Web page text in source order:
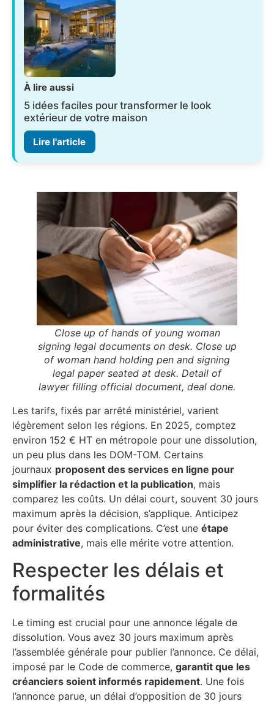
À lire aussi
5 idées faciles pour transformer le look
extérieur de votre maison
Lire l'article
Close up of hands of young woman
signing legal documents on desk. Close up
of woman hand holding pen and signing
legal paper seated at desk. Detail of
lawyer filling official document, deal done.
Les tarifs, fixés par arrêté ministériel, varient
légèrement selon les régions. En 2025, comptez
environ 152 € HT en métropole pour une dissolution,
un peu plus dans les DOM-TOM. Certains
journaux proposent des services en ligne pour
simplifier la rédaction et la publication, mais
comparez les coûts. Un délai court, souvent 30 jours
maximum après la décision, s’applique. Anticipez
pour éviter des complications. C’est une étape
administrative, mais elle mérite votre attention.
Respecter les délais et
formalités
Le timing est crucial pour une annonce légale de
dissolution. Vous avez 30 jours maximum après
l’assemblée générale pour publier l’annonce. Ce délai,
imposé par le Code de commerce, garantit que les
créanciers soient informés rapidement. Une fois
l’annonce parue, un délai d’opposition de 30 jours